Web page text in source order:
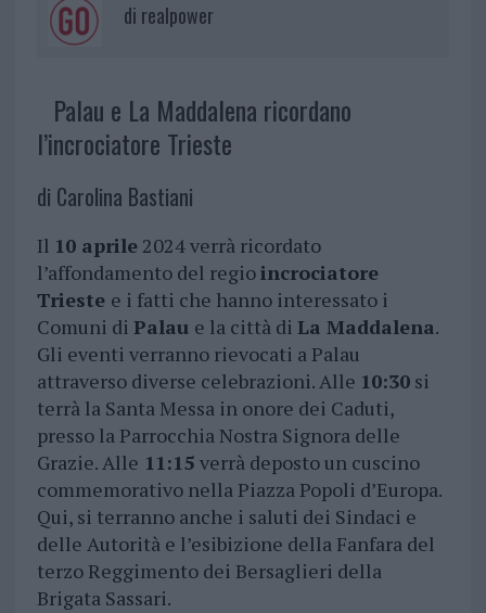
di realpower
Palau e La Maddalena ricordano
l’incrociatore Trieste
di Carolina Bastiani
Il 10 aprile2024 verrà ricordato
l’affondamento del regioincrociatore
Trieste e i fatti che hanno interessato i
Comuni di Palau e la città di La Maddalena.
Gli eventi verranno rievocati a Palau
attraverso diverse celebrazioni. Alle 10:30si
terrà la Santa Messa in onore dei Caduti,
presso la Parrocchia Nostra Signora delle
Grazie. Alle 11:15 verrà deposto un cuscino
commemorativo nella Piazza Popoli d’Europa.
Qui, si terranno anche i saluti dei Sindaci e
delle Autorità e l’esibizione della Fanfara del
terzo Reggimento dei Bersaglieri della
Brigata Sassari.